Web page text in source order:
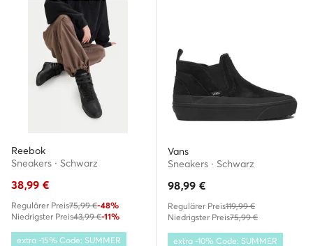
Reebok
Sneakers · Schwarz
38,99 €
Regulärer Preis75,99 €-48%
Niedrigster Preis43,99 €-11%
extra -15% Code: SUMMER
Vans
Sneakers · Schwarz
98,99 €
Regulärer Preis119,99 €
Niedrigster Preis75,99 €
extra -10% Code: SUMMER